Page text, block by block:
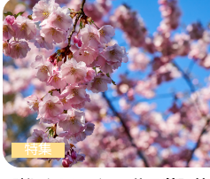
特集